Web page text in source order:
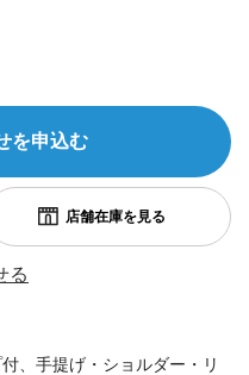
を申込む
る
、手提げ・ショルダー・リ